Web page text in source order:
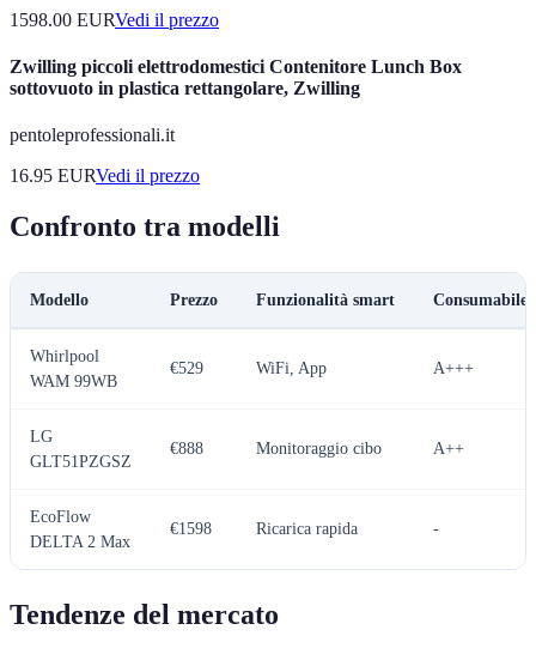
1598.00 EURVedi il prezzo
Zwilling piccoli elettrodomestici Contenitore Lunch Box
sottovuoto in plastica rettangolare, Zwilling
pentoleprofessionali.it
16.95 EURVedi il prezzo
Confronto tra modelli
Modello Prezzo Funzionalità smart Consumabile
Whirlpool
WAM 99WB
€529 WiFi, App A+++
LG
GLT51PZGSZ
€888 Monitoraggio cibo A++
EcoFlow
DELTA 2 Max
€1598 Ricarica rapida -
Tendenze del mercato